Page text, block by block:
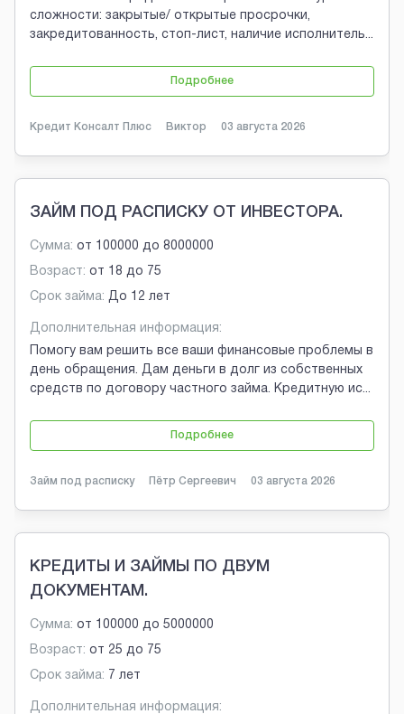
сложности: закрытые/ открытые просрочки,
закредитованность, стоп-лист, наличие исполнитель...
Подробнее
Кредит Консалт Плюс Виктор 03 августа 2026
ЗАЙМ ПОД РАСПИСКУ ОТ ИНВЕСТОРА.
Сумма: от 100000 до 8000000
Возраст: от 18 до 75
Срок займа: До 12 лет
Дополнительная информация:
Помогу вам решить все ваши финансовые проблемы в
день обращения. Дам деньги в долг из собственных
средств по договору частного займа. Кредитную ис...
Подробнее
Займ под расписку Пётр Сергеевич 03 августа 2026
КРЕДИТЫ И ЗАЙМЫ ПО ДВУМ
ДОКУМЕНТАМ.
Сумма: от 100000 до 5000000
Возраст: от 25 до 75
Срок займа: 7 лет
Дополнительная информация: